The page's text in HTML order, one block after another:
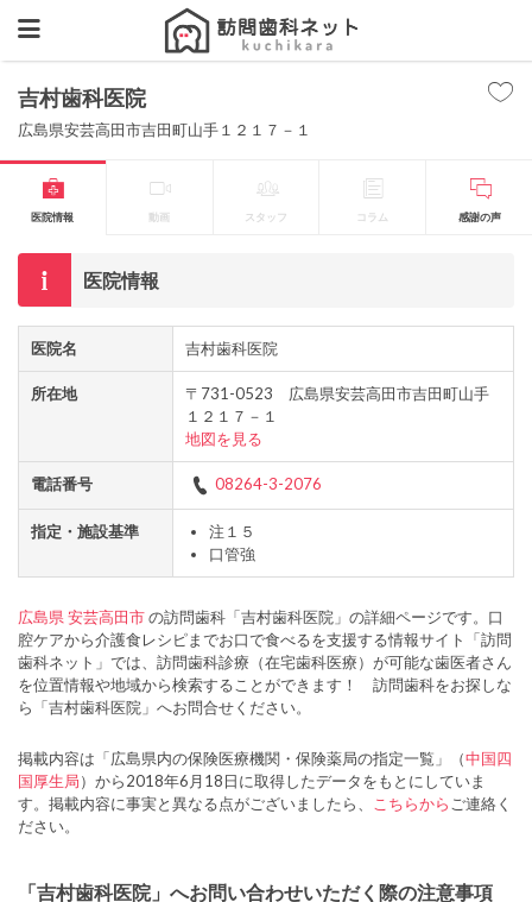
吉村歯科医院
広島県安芸高田市吉田町山手１２１７－１
医院情報 動画 スタッフ コラム 感謝の声
医院情報
医院名 吉村歯科医院
所在地
〒731-0523 広島県安芸高田市吉田町山手
１２１７－１
地図を見る
電話番号 08264-3-2076
指定・施設基準
注１５
口管強
広島県 安芸高田市の訪問歯科「吉村歯科医院」の詳細ページです。口
腔ケアから介護食レシピまでお口で食べるを支援する情報サイト「訪問
歯科ネット」では、訪問歯科診療（在宅歯科医療）が可能な歯医者さん
を位置情報や地域から検索することができます！ 訪問歯科をお探しな
ら「吉村歯科医院」へお問合せください。
掲載内容は「広島県内の保険医療機関・保険薬局の指定一覧」（中国四
国厚生局）から2018年6月18日に取得したデータをもとにしていま
す。掲載内容に事実と異なる点がございましたら、
こちらから ご連絡く
ださい。
「吉村歯科医院」へお問い合わせいただく際の注意事項